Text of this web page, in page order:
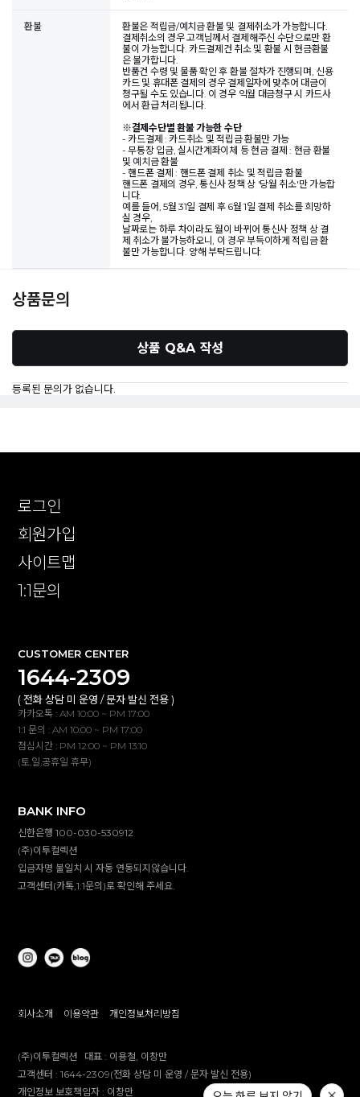
환불
환불은 적립금/예치금 환불 및 결제취소가 가능합니다.
결제취소의 경우 고객님께서 결제해주신 수단으로만 환
불이 가능합니다. 카드결제건 취소 및 환불 시 현금환불
은 불가합니다.
반품건 수령 및 물품 확인 후 환불 절차가 진행되며, 신용
카드 및 휴대폰 결제의 경우 결제일자에 맞추어 대금이
청구될 수도 있습니다. 이 경우 익월 대금청구 시 카드사
에서 환급 처리됩니다.
※결제수단별 환불 가능한 수단
- 카드결제 : 카드취소 및 적립금 환불만 가능
- 무통장 입금, 실시간계좌이체 등 현금 결제 : 현금 환불
및 예치금 환불
- 핸드폰 결제 : 핸드폰 결제 취소 및 적립금 환불
핸드폰 결제의 경우, 통신사 정책 상 '당월 취소'만 가능합
니다.
예를 들어, 5월 31일 결제 후 6월 1일 결제 취소를 희망하
실 경우,
날짜로는 하루 차이라도 월이 바뀌어 통신사 정책 상 결
제 취소가 불가능하오니, 이 경우 부득이하게 적립금 환
불만 가능합니다. 양해 부탁드립니다.
상품문의
상품 Q&A 작성
등록된 문의가 없습니다.
로그인
회원가입
사이트맵
1:1문의
CUSTOMER CENTER
1644-2309
( 전화 상담 미 운영 / 문자 발신 전용 )
카카오톡 : AM 10:00 ~ PM 17:00
1:1 문의 : AM 10:00 ~ PM 17:00
점심시간 : PM 12:00 ~ PM 13:10
(토,일,공휴일 휴무)
BANK INFO
신한은행 100-030-530912
(주)이투컬렉션
입금자명 불일치 시 자동 연동되지않습니다.
고객센터(카톡,1:1문의)로 확인해 주세요.
회사소개 이용약관 개인정보처리방침
(주)이투컬렉션 대표 : 이용철, 이창만
고객센터 :1644-2309(전화 상담 미 운영 / 문자 발신 전용)
개인정보 보호책임자 : 이창만